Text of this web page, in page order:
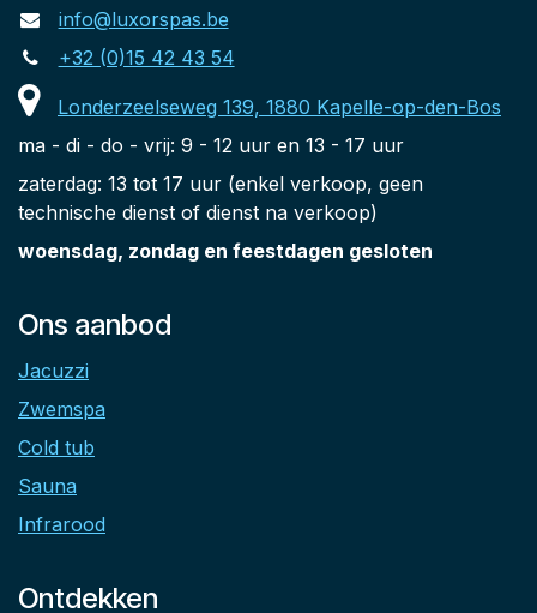
info@luxorspas.be
+32 (0)15 42 43 54
Londerzeelseweg 139, 1880 Kapelle-op-den-Bos
ma - di - do - vrij: 9 - 12 uur en 13 - 17 uur
zaterdag: 13 tot 17 uur (enkel verkoop, geen
technische dienst of dienst na verkoop)
woensdag, zondag en feestdagen gesloten
Ons aanbod
Jacuzzi
Zwemspa
Cold tub
Sauna
Infrarood
Ontdekken